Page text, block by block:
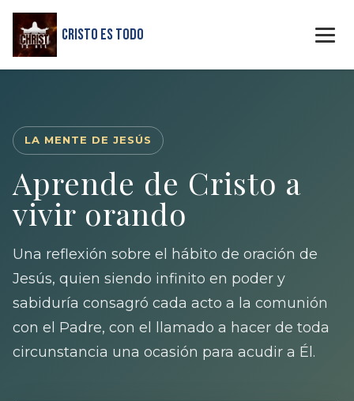
Cristo Es Todo
LA MENTE DE JESÚS
Aprende de Cristo a
vivir orando
Una reflexión sobre el hábito de oración de
Jesús, quien siendo infinito en poder y
sabiduría consagró cada acto a la comunión
con el Padre, con el llamado a hacer de toda
circunstancia una ocasión para acudir a Él.